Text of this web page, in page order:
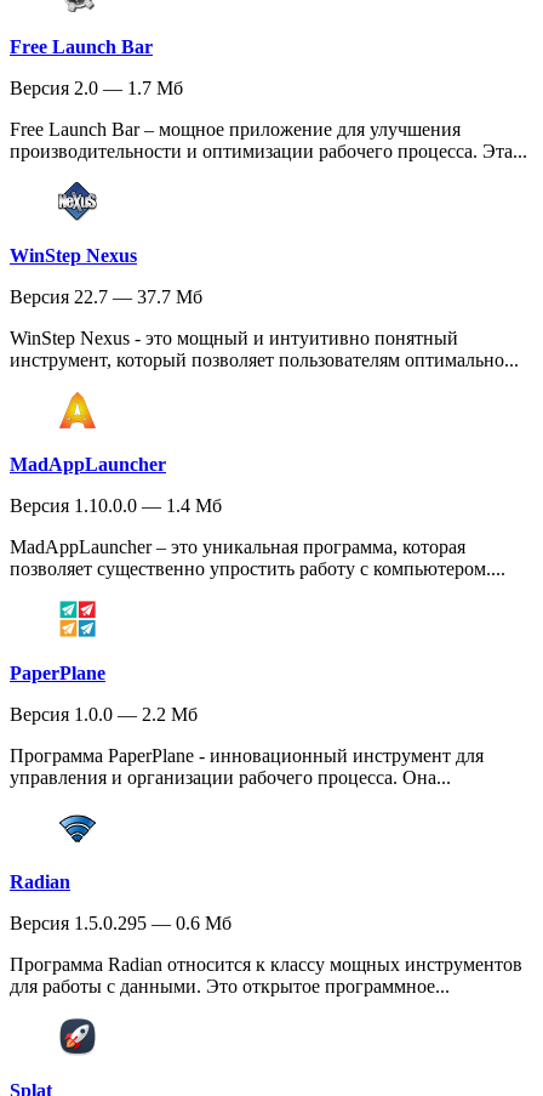
Free Launch Bar
Версия 2.0 — 1.7 Мб
Free Launch Bar – мощное приложение для улучшения
производительности и оптимизации рабочего процесса. Эта...
WinStep Nexus
Версия 22.7 — 37.7 Мб
WinStep Nexus - это мощный и интуитивно понятный
инструмент, который позволяет пользователям оптимально...
MadAppLauncher
Версия 1.10.0.0 — 1.4 Мб
MadAppLauncher – это уникальная программа, которая
позволяет существенно упростить работу с компьютером....
PaperPlane
Версия 1.0.0 — 2.2 Мб
Программа PaperPlane - инновационный инструмент для
управления и организации рабочего процесса. Она...
Radian
Версия 1.5.0.295 — 0.6 Мб
Программа Radian относится к классу мощных инструментов
для работы с данными. Это открытое программное...
Splat